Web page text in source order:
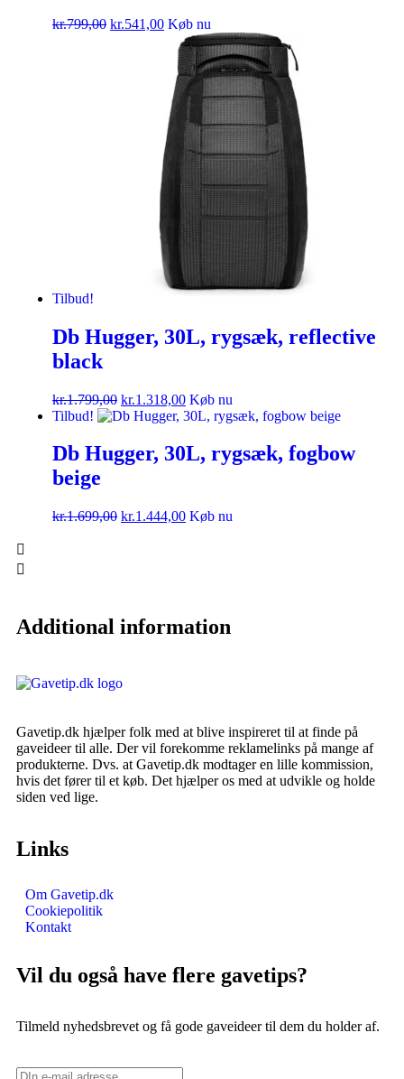
kr.799,00 kr.541,00 Køb nu
Tilbud!
Db Hugger, 30L, rygsæk, reflective
black
kr.1.799,00 kr.1.318,00 Køb nu
Tilbud!
Db Hugger, 30L, rygsæk, fogbow
beige
kr.1.699,00 kr.1.444,00 Køb nu
Additional information
Gavetip.dk hjælper folk med at blive inspireret til at finde på
gaveideer til alle. Der vil forekomme reklamelinks på mange af
produkterne. Dvs. at Gavetip.dk modtager en lille kommission,
hvis det fører til et køb. Det hjælper os med at udvikle og holde
siden ved lige.
Links
Om Gavetip.dk
Cookiepolitik
Kontakt
Vil du også have flere gavetips?
Tilmeld nyhedsbrevet og få gode gaveideer til dem du holder af.